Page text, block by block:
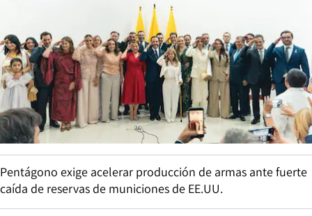
Pentágono exige acelerar producción de armas ante fuerte
caída de reservas de municiones de EE.UU.